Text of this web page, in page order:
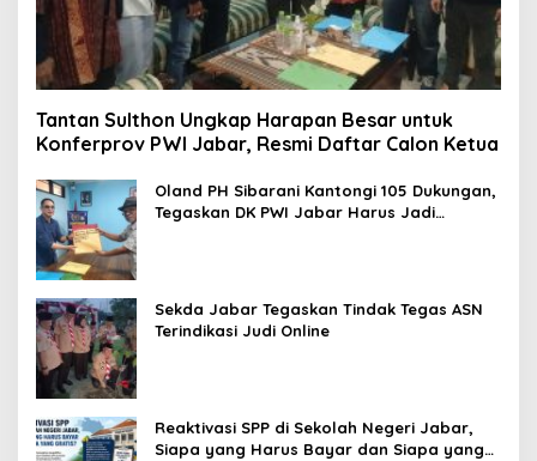
Tantan Sulthon Ungkap Harapan Besar untuk
Konferprov PWI Jabar, Resmi Daftar Calon Ketua
Oland PH Sibarani Kantongi 105 Dukungan,
Tegaskan DK PWI Jabar Harus Jadi
Sekda Jabar Tegaskan Tindak Tegas ASN
Terindikasi Judi Online
Reaktivasi SPP di Sekolah Negeri Jabar,
Siapa yang Harus Bayar dan Siapa yang